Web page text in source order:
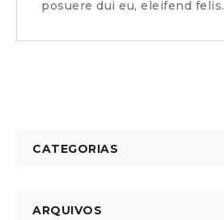
posuere dui eu, eleifend felis.
CATEGORIAS
ARQUIVOS